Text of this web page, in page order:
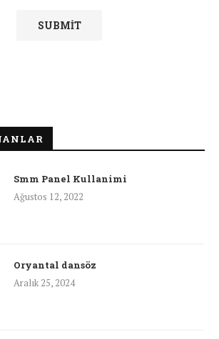
Smm Panel Kullanimi
Ağustos 12, 2022
Oryantal dansöz
Aralık 25, 2024